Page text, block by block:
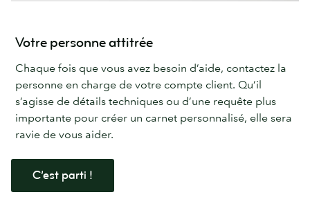
Votre personne attitrée
Chaque fois que vous avez besoin d’aide, contactez la
personne en charge de votre compte client. Qu’il
s’agisse de détails techniques ou d’une requête plus
importante pour créer un carnet personnalisé, elle sera
ravie de vous aider.
C’est parti !